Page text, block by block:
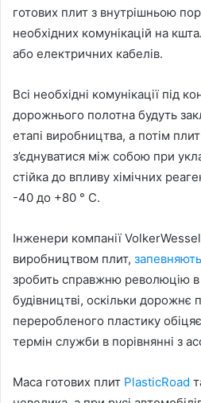
готових плит з внутрішньою
необхідних комунікацій на
або електричних кабелів.
Всі необхідні комунікації під
дорожнього полотна будуть
етапі виробництва, а потім
з’єднуватися між собою при
стійка до впливу хімічних
-40 до +80 ° C.
Інженери компанії
виробництвом плит, запевняють
зробить справжню революцію
будівництві, оскільки дорожнє
переробленого пластику
термін служби в порівнянні з
Маса готових плит PlasticRoad